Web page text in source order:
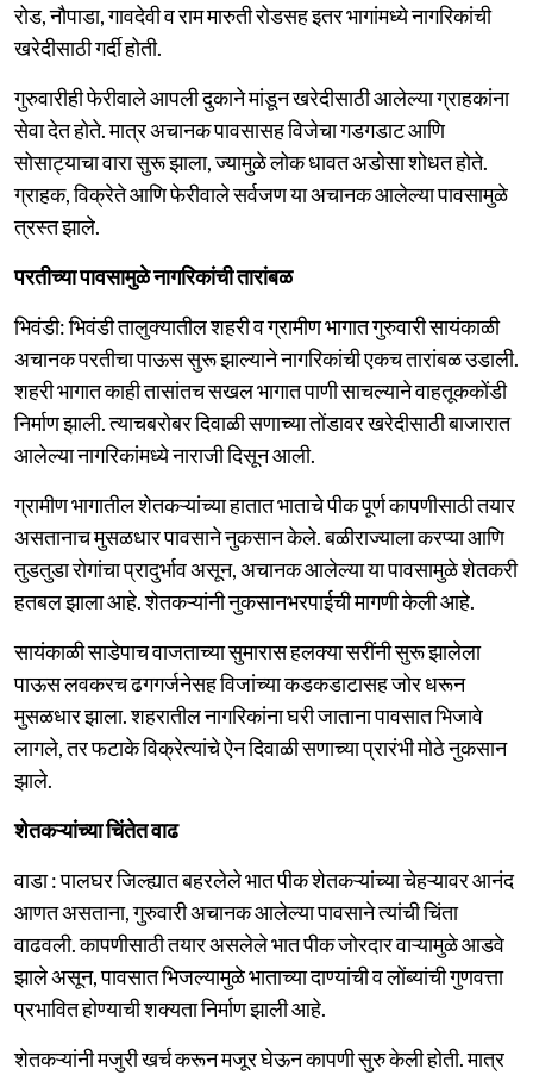
रोड, नौपाडा, गावदेवी व राम मारुती रोडसह इतर भागांमध्ये नागरिकांची
खरेदीसाठी गर्दी होती.
गुरुवारीही फेरीवाले आपली दुकाने मांडून खरेदीसाठी आलेल्या ग्राहकांना
सेवा देत होते. मात्र अचानक पावसासह विजेचा गडगडाट आणि
सोसाट्याचा वारा सुरू झाला, ज्यामुळे लोक धावत अडोसा शोधत होते.
ग्राहक, विक्रेते आणि फेरीवाले सर्वजण या अचानक आलेल्या पावसामुळे
त्रस्त झाले.
परतीच्या पावसामुळे नागरिकांची तारांबळ
भिवंडी: भिवंडी तालुक्यातील शहरी व ग्रामीण भागात गुरुवारी सायंकाळी
अचानक परतीचा पाऊस सुरू झाल्याने नागरिकांची एकच तारांबळ उडाली.
शहरी भागात काही तासांतच सखल भागात पाणी साचल्याने वाहतूककोंडी
निर्माण झाली. त्याचबरोबर दिवाळी सणाच्या तोंडावर खरेदीसाठी बाजारात
आलेल्या नागरिकांमध्ये नाराजी दिसून आली.
ग्रामीण भागातील शेतकऱ्यांच्या हातात भाताचे पीक पूर्ण कापणीसाठी तयार
असतानाच मुसळधार पावसाने नुकसान केले. बळीराज्याला करप्या आणि
तुडतुडा रोगांचा प्रादुर्भाव असून, अचानक आलेल्या या पावसामुळे शेतकरी
हतबल झाला आहे. शेतकऱ्यांनी नुकसानभरपाईची मागणी केली आहे.
सायंकाळी साडेपाच वाजताच्या सुमारास हलक्या सरींनी सुरू झालेला
पाऊस लवकरच ढगगर्जनेसह विजांच्या कडकडाटासह जोर धरून
मुसळधार झाला. शहरातील नागरिकांना घरी जाताना पावसात भिजावे
लागले, तर फटाके विक्रेत्यांचे ऐन दिवाळी सणाच्या प्रारंभी मोठे नुकसान
झाले.
शेतकऱ्यांच्या चिंतेत वाढ
वाडा : पालघर जिल्ह्यात बहरलेले भात पीक शेतकऱ्यांच्या चेहऱ्यावर आनंद
आणत असताना, गुरुवारी अचानक आलेल्या पावसाने त्यांची चिंता
वाढवली. कापणीसाठी तयार असलेले भात पीक जोरदार वाऱ्यामुळे आडवे
झाले असून, पावसात भिजल्यामुळे भाताच्या दाण्यांची व लोंब्यांची गुणवत्ता
प्रभावित होण्याची शक्यता निर्माण झाली आहे.
शेतकऱ्यांनी मजुरी खर्च करून मजूर घेऊन कापणी सुरु केली होती. मात्र